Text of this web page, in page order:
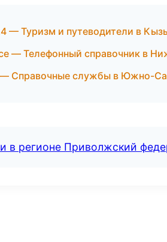
— Туризм и путеводители в
— Телефонный справочник в
— Справочные службы в Южно-
в регионе Приволжский